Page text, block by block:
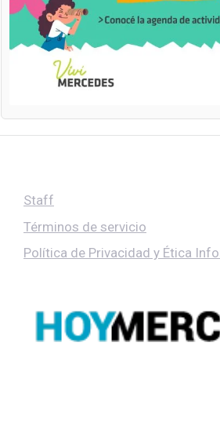
Staff
Términos de servicio
Política de Privacidad y Ética